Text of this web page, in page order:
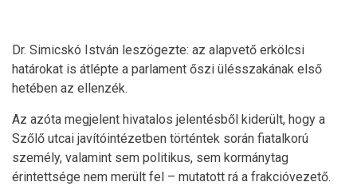
Dr. Simicskó István leszögezte: az alapvető erkölcsi
határokat is átlépte a parlament őszi ülésszakának első
hetében az ellenzék.
Az azóta megjelent hivatalos jelentésből kiderült, hogy a
Szőlő utcai javítóintézetben történtek során fiatalkorú
személy, valamint sem politikus, sem kormánytag
érintettsége nem merült fel – mutatott rá a frakcióvezető.